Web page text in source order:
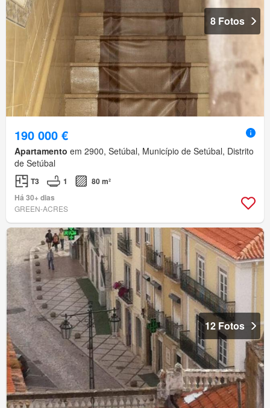
8 Fotos
190 000 €
Apartamento em 2900, Setúbal, Município de Setúbal, Distrito
de Setúbal
T3 1
80 m²
Há 30+ dias
GREEN-ACRES
12 Fotos